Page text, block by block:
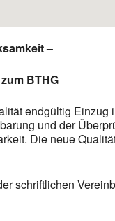
–
BTHG
endgültig
und der
Die neue
schriftlichen